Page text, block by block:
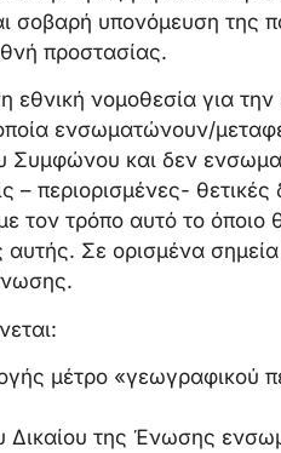
σοβαρή υπονόμευση της
προστασίας.
εθνική νομοθεσία για
ενσωματώνουν/
Συμφώνου και δεν
– περιορισμένες-
τρόπο αυτό το όποιο
Σε ορισμένα
μέτρο «γεωγραφικού
της Ένωσης